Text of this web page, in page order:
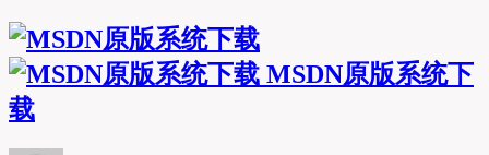
MSDN原版系统下
载